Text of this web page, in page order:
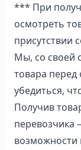
*** При
осмотреть
присутствии
Мы, со своей
товара
убедиться,
Получив
перевозчика
возможности